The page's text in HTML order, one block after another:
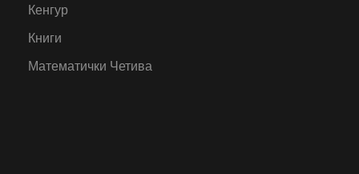
Кенгур
Книги
Математички Четива